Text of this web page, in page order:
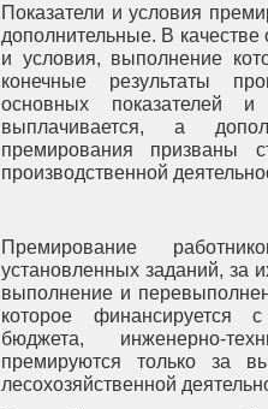
Показатели и условия
дополнительные. В
и условия, выполнение
конечные результаты
основных показателей
выплачивается, а
премирования призваны
производственной
Премирование
установленных заданий, за
выполнение и
которое финансируется
бюджета, инженерно-
премируются только за
лесохозяйственной